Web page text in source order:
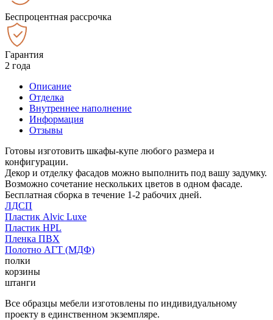
Беспроцентная рассрочка
Гарантия
2 года
Описание
Отделка
Внутреннее наполнение
Информация
Отзывы
Готовы изготовить шкафы-купе любого размера и
конфигурации.
Декор и отделку фасадов можно выполнить под вашу задумку.
Возможно сочетание нескольких цветов в одном фасаде.
Бесплатная сборка в течение 1-2 рабочих дней.
ЛДСП
Пластик Alvic Luxe
Пластик HPL
Пленка ПВХ
Полотно АГТ (МДФ)
полки
корзины
штанги
Все образцы мебели изготовлены по индивидуальному
проекту в единственном экземпляре.